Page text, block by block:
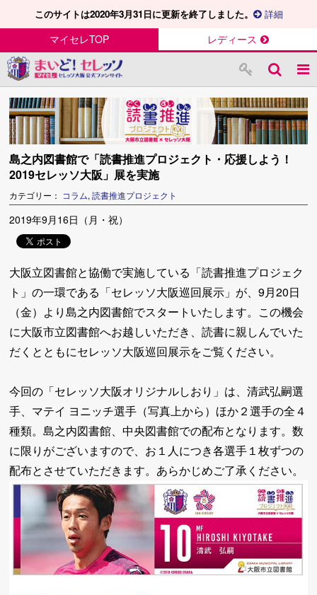
このサイトは2020年3月31日に更新を終了しました。 詳細
マイセレTOP レディース
島之内図書館で「読書推進プロジェクト・応援しよう！
2019セレッソ大阪」展を実施
カテゴリー： コラム, 読書推進プロジェクト
2019年9月16日（月・祝）
大阪立図書館と協働で実施している「読書推進プロジェク
ト」の一環である「セレッソ大阪巡回展示」が、9月20日
（金）より島之内図書館でスタートいたします。この機会
に大阪市立図書館へお越しいただき、読書に親しんでいた
だくとともにセレッソ大阪巡回展示をご覧ください。
今回の「セレッソ大阪オリジナルしおり」は、清武弘嗣選
手、マテイ ヨニッチ選手（写真上から）ほか２選手の全４
種類。島之内図書館、中央図書館での配布となります。数
に限りがございますので、お１人につき各選手１枚ずつの
配布とさせていただきます。あらかじめご了承ください。